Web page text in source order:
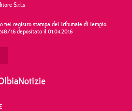
S.r.l.s
nel registro stampa del Tribunale di Tempio
16 depositato il 01.04.2016